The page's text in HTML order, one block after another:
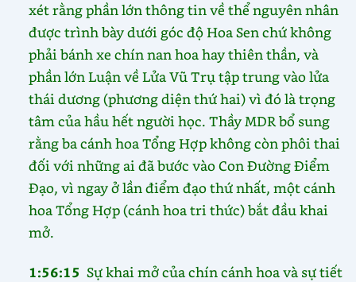
xét rằng phần lớn thông tin về thể nguyên nhân
được trình bày dưới góc độ Hoa Sen chứ không
phải bánh xe chín nan hoa hay thiên thần, và
phần lớn Luận về Lửa Vũ Trụ tập trung vào lửa
thái dương (phương diện thứ hai) vì đó là trọng
tâm của hầu hết người học. Thầy MDR bổ sung
rằng ba cánh hoa Tổng Hợp không còn phôi thai
đối với những ai đã bước vào Con Đường Điểm
Đạo, vì ngay ở lần điểm đạo thứ nhất, một cánh
hoa Tổng Hợp (cánh hoa tri thức) bắt đầu khai
mở.
1:56:15Sự khai mở của chín cánh hoa và sự tiết